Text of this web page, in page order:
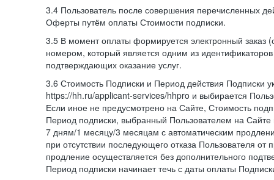
3.4 Пользователь после совершения перечисленных
Оферты путём оплаты Стоимости подписки.
3.5 В момент оплаты формируется электронный заказ
номером, который является одним из
подтверждающих оказание услуг.
3.6 Стоимость Подписки и Период действия Подписки
https://hh.ru/applicant-services/hhpro и выбирается
Если иное не предусмотрено на Сайте, Стоимость
Период подписки, выбранный Пользователем на
7 дням/1 месяцу/3 месяцам с автоматическим
при отсутствии последующего отказа Пользователя от
продление осуществляется без дополнительного
Период подписки начинает течь с даты оплаты